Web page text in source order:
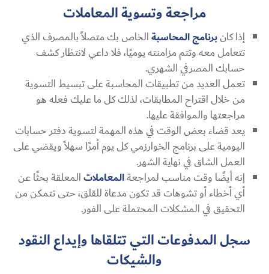
مراجعة وتسوية المعاملات
إذا كانبرنامج المحاسبةالخاص بك متصلاً بالمصرف الذي
تتعامل معه وتتم مزامنته يوميًا، فلا داعي لانتظار كشف
حسابك المصرفي الشهري.
تعمل العديد من تطبيقات المحاسبة على تبسيط التسوية
من خلال اقتراح المطابقات، لذلك كل ما عليك فعله هو
مراجعتها والموافقة عليها.
يعد قضاء بعض الوقت في هذه المهمة لتسوية دفتر حسابات
اليومية على برنامج الخوارزمي كل يوم أمرًا سهلاً ويقضي على
العمل الشاق في نهاية الشهر.
إنه أيضًا وقت مناسب لمراجعةالمعاملاتالمعلقة بحثًا عن
أي أخطاء أو تشوهات قد تكون مدعاة للقلق، حتى تتمكن من
التحقيق في المشكلات المحتملة على الفور.
سجل المدفوعات التي تتلقاها وإيداع النقود
والشيكات